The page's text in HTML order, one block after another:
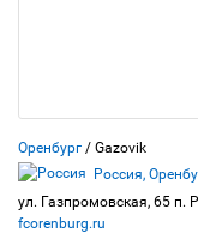
Оренбург / Gazovik
Россия,
ул. Газпромовская, 65 п.
fcorenburg.ru